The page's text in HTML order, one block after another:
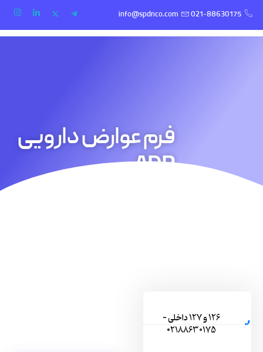
021-88630175
info@spdnco.com
فرم عوارض دارویی
ADR
126 و 127 داخلی -
02188630175